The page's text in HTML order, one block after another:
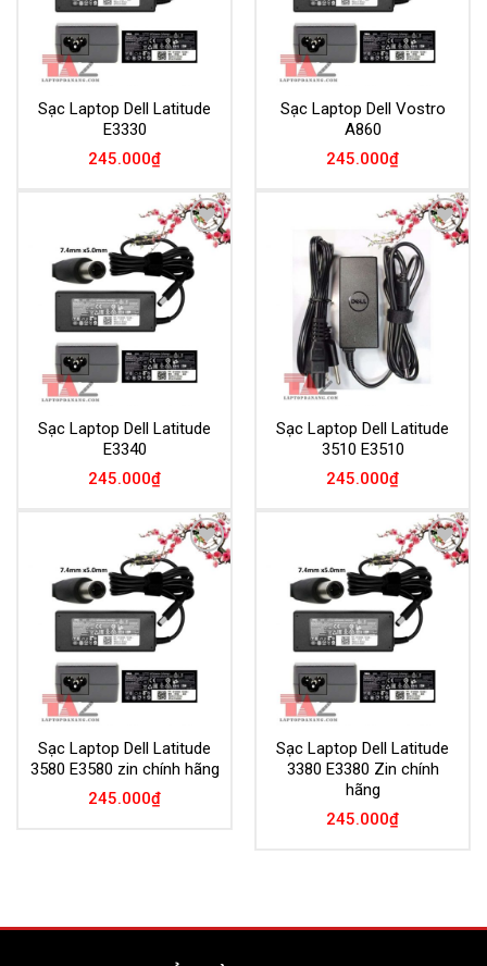
Sạc Laptop Dell Latitude
E3330
245.000₫
Sạc Laptop Dell Vostro
A860
245.000₫
Add to
Wishlist
Sạc Laptop Dell Latitude
E3340
245.000₫
Add to
Wishlist
Sạc Laptop Dell Latitude
3510 E3510
245.000₫
Add to
Wishlist
Sạc Laptop Dell Latitude
3580 E3580 zin chính hãng
245.000₫
Add to
Wishlist
Sạc Laptop Dell Latitude
3380 E3380 Zin chính
hãng
245.000₫